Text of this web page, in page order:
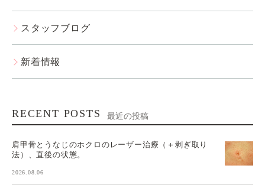
スタッフブログ
新着情報
RECENT POSTS 最近の投稿
肩甲骨とうなじのホクロのレーザー治療（＋剥ぎ取り
法）、直後の状態。
2026.08.06